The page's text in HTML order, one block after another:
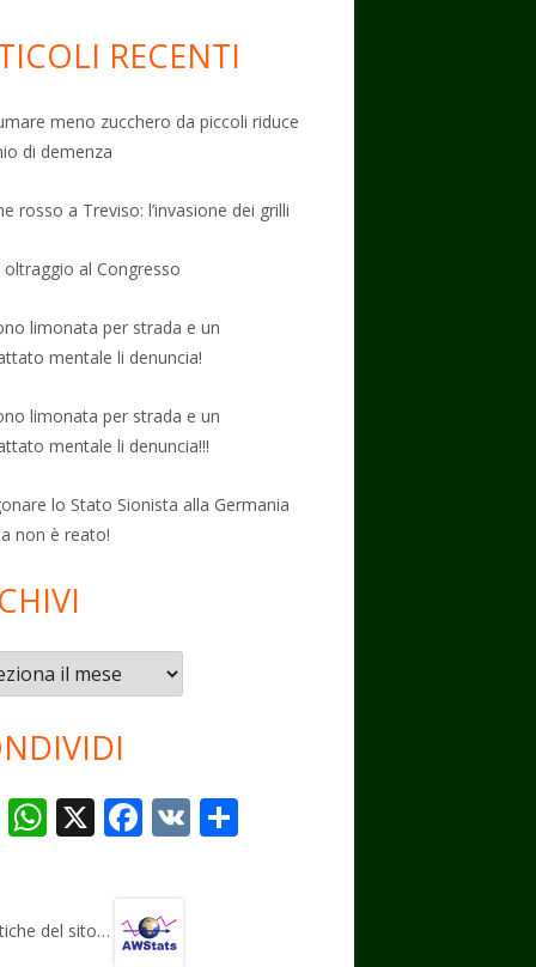
RECENTI
meno zucchero da piccoli riduce
di demenza
rosso a Treviso: l’invasione dei grilli
oltraggio al Congresso
limonata per strada e un
mentale li denuncia!
limonata per strada e un
mentale li denuncia!!!
lo Stato Sionista alla Germania
non è reato!
T
gr
W
s
X F
b
V
del sito…